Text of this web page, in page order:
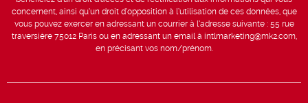
concernent, ainsi qu’un droit d’opposition à l’utilisation de ces données, que
vous pouvez exercer en adressant un courrier à l’adresse suivante : 55 rue
traversière 75012 Paris ou en adressant un email à intlmarketing@mk2.com,
en précisant vos nom/prénom.